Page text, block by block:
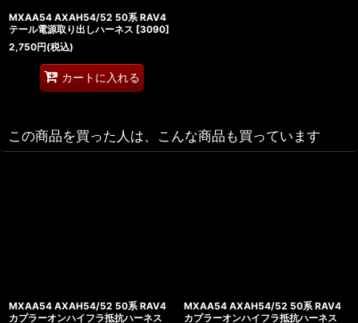
MXAA54 AXAH54/52 50系 RAV4
テール電源取り出しハーネス [3090]
2,750円(税込)
カートに入れる
この商品を買った人は、こんな商品も買っています
MXAA54 AXAH54/52 50系 RAV4
カプラーオンハイフラ抵抗ハーネス
MXAA54 AXAH54/52 50系 RAV4
カプラーオンハイフラ抵抗ハーネス